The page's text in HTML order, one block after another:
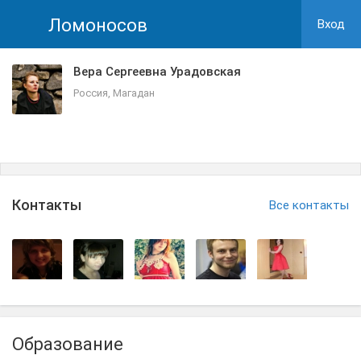
Ломоносов Вход
Вера Сергеевна Урадовская
Россия, Магадан
Контакты Все контакты
Образование